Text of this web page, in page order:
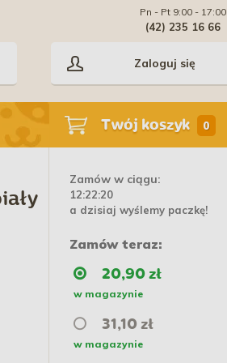
Pn - Pt 9:00 - 17:00
(42) 235 16 66
Zaloguj się
Twój koszyk 0
Zamów w ciągu:
12:22:19
a dzisiaj wyślemy paczkę!
Zamów teraz:
20,90 zł
w magazynie
31,10 zł
w magazynie